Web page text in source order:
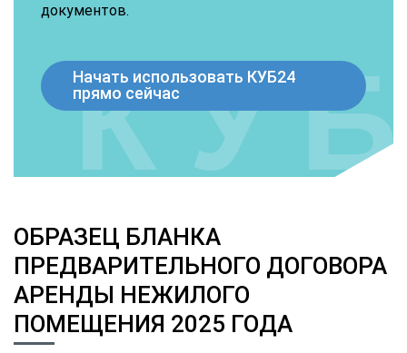
документов.
Начать использовать КУБ24
прямо сейчас
ОБРАЗЕЦ БЛАНКА
ПРЕДВАРИТЕЛЬНОГО ДОГОВОРА
АРЕНДЫ НЕЖИЛОГО
ПОМЕЩЕНИЯ 2025 ГОДА